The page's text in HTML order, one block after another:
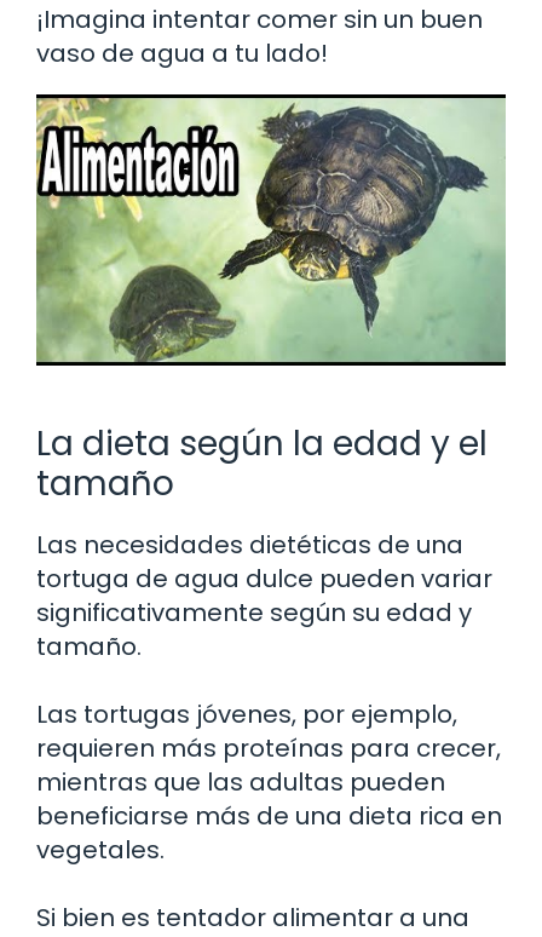
¡Imagina intentar comer sin un buen
vaso de agua a tu lado!
La dieta según la edad y el
tamaño
Las necesidades dietéticas de una
tortuga de agua dulce pueden variar
significativamente según su edad y
tamaño.
Las tortugas jóvenes, por ejemplo,
requieren más proteínas para crecer,
mientras que las adultas pueden
beneficiarse más de una dieta rica en
vegetales.
Si bien es tentador alimentar a una